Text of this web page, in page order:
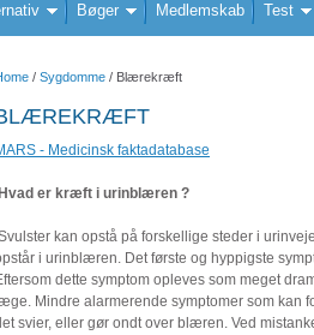
Bøger Medlemskab Test
/ Sygdomme / Blærekræft
- Medicinsk faktadatabase
Hvad er kræft i urinblæren ?
kan opstå på forskellige steder i
i urinblæren. Det første og hyppigste
dette symptom opleves som meget
Mindre alarmerende symptomer som kan
svier, eller gør ondt over blæren. Ved